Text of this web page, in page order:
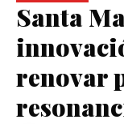
Santa
renovar